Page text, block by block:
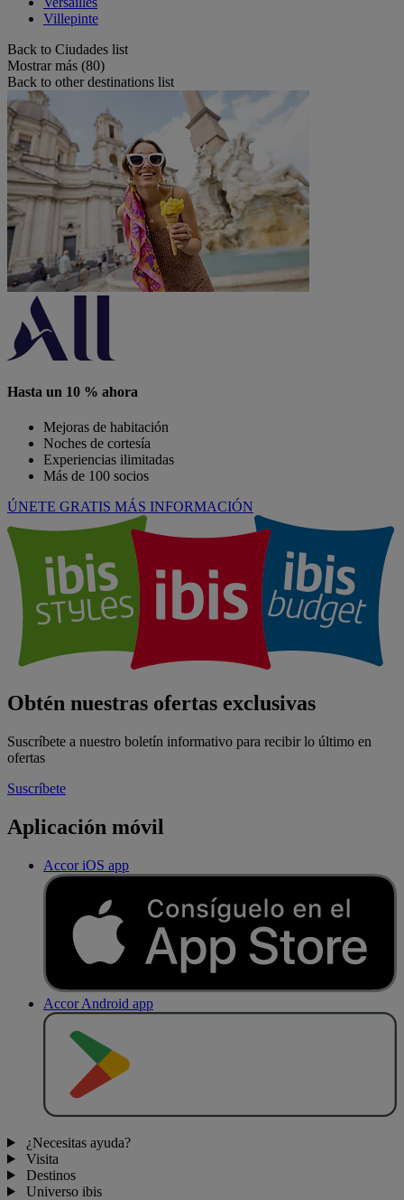
Villepinte
Back to Ciudades list
Mostrar más (80)
Back to other destinations list
Hasta un 10 % ahora
Mejoras de habitación
Noches de cortesía
Experiencias ilimitadas
Más de 100 socios
ÚNETE GRATIS MÁS INFORMACIÓN
Obtén nuestras ofertas exclusivas
Suscríbete a nuestro boletín informativo para recibir lo último en
ofertas
Suscríbete
Aplicación móvil
Accor iOS app
Accor Android app
¿Necesitas ayuda?
Visita
Destinos
Universo ibis